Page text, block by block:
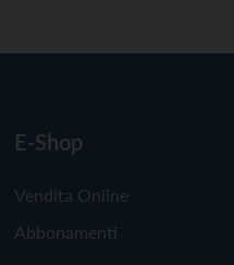
E-Shop
Vendita Online
Abbonamenti